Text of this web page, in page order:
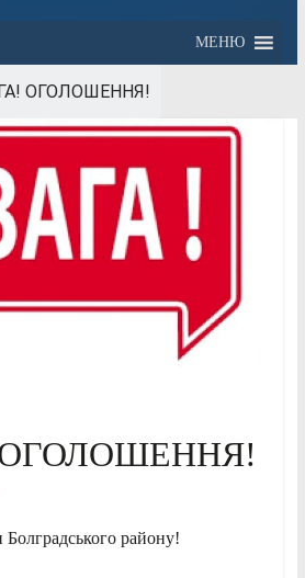
МЕНЮ
ОГОЛОШЕННЯ!
району!